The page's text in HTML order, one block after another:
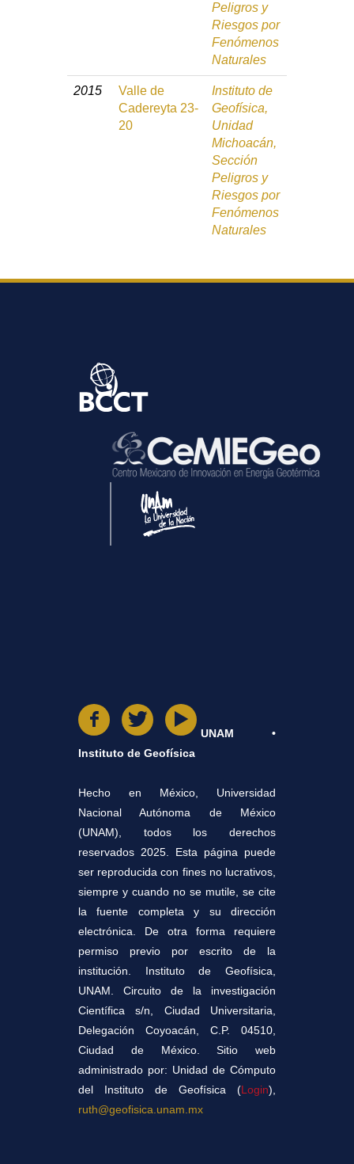
Peligros y
Riesgos por
Fenómenos
Naturales
2015
Valle de
Cadereyta 23-
20
Instituto de
Geofísica,
Unidad
Michoacán,
Sección
Peligros y
Riesgos por
Fenómenos
Naturales
UNAM •
Instituto de Geofísica
Hecho en México, Universidad
Nacional Autónoma de México
(UNAM), todos los derechos
reservados 2025. Esta página puede
ser reproducida con fines no lucrativos,
siempre y cuando no se mutile, se cite
la fuente completa y su dirección
electrónica. De otra forma requiere
permiso previo por escrito de la
institución. Instituto de Geofísica,
UNAM. Circuito de la investigación
Científica s/n, Ciudad Universitaria,
Delegación Coyoacán, C.P. 04510,
Ciudad de México. Sitio web
administrado por: Unidad de Cómputo
del Instituto de Geofísica (Login),
ruth@geofisica.unam.mx